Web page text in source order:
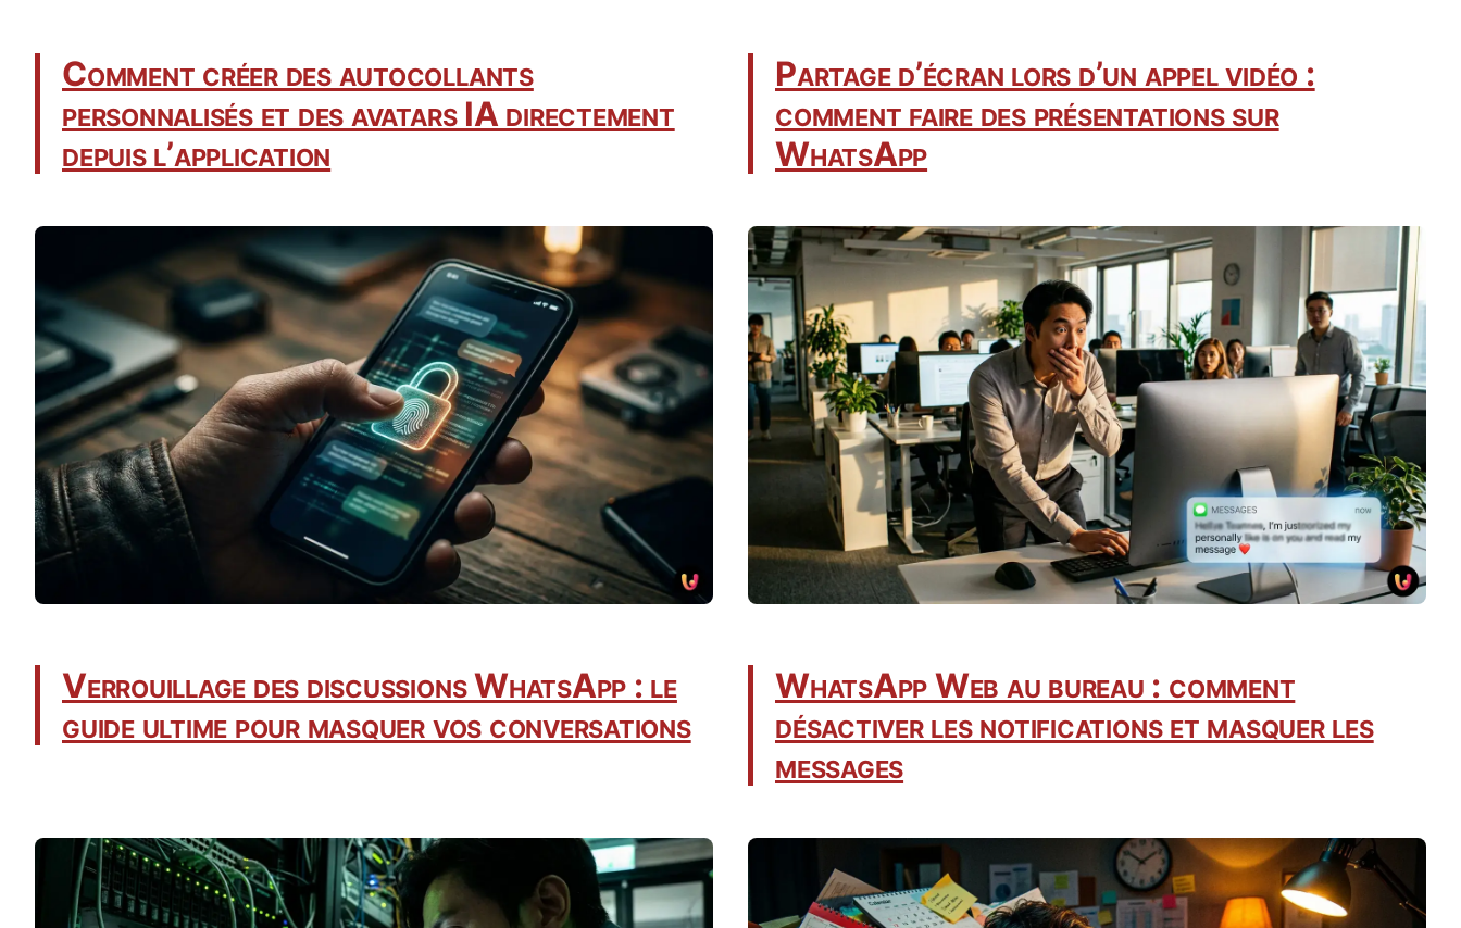
Comment créer des autocollants
personnalisés et des avatars IA directement
depuis l’application
Partage d’écran lors d’un appel vidéo :
comment faire des présentations sur
WhatsApp
Verrouillage des discussions WhatsApp : le
guide ultime pour masquer vos conversations
WhatsApp Web au bureau : comment
désactiver les notifications et masquer les
messages